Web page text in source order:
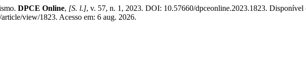
DPCE Online, [S. l.], v. 57, n. 1, 2023. DOI: 10.57660/dpceonline.2023.1823. Disponível
view/1823. Acesso em: 6 aug. 2026.